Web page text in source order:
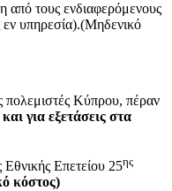
από τους ενδιαφερόμενους
εν υπηρεσία).(Μηδενικό
πολεμιστές Κύπρου, πέραν
και για εξετάσεις στα
Επετείου 25ης
κόστος)